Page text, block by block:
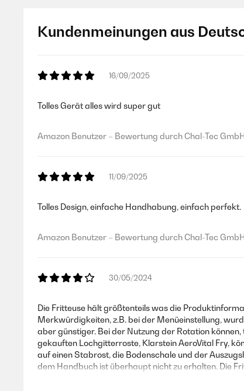
Kundenmeinungen aus
16/09/2025
Tolles Gerät alles wird super gut
Amazon Benutzer – Bewertung durch Chal-Tec
11/09/2025
Tolles Design, einfache Handhabung, einfach perfekt.
Amazon Benutzer – Bewertung durch Chal-Tec
30/05/2024
Die Fritteuse hält größtenteils was die
Merkwürdigkeiten, z.B. bei der Menüeinstellung,
aber günstiger. Bei der Nutzung der Rotation
gekauften Lochgitterroste, Klarstein AeroVital Fry,
auf einen Stabrost, die Bodenschale und der
dem Handbuch ist überhaupt nicht zu erhalten. Die